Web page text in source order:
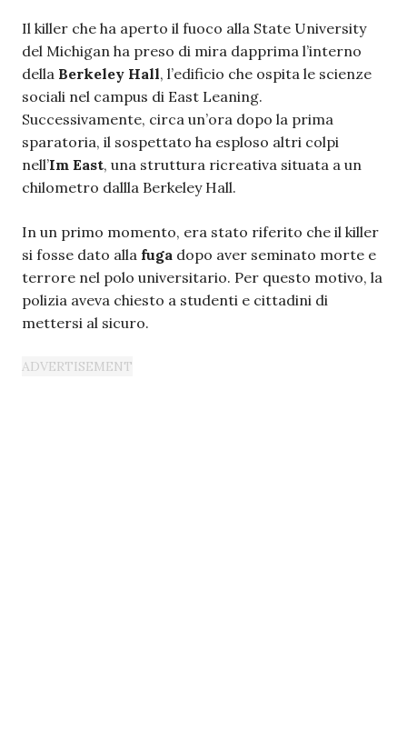
Il killer che ha aperto il fuoco alla State University
del Michigan ha preso di mira dapprima l’interno
della Berkeley Hall, l’edificio che ospita le scienze
sociali nel campus di East Leaning.
Successivamente, circa un’ora dopo la prima
sparatoria, il sospettato ha esploso altri colpi
nell’Im East, una struttura ricreativa situata a un
chilometro dallla Berkeley Hall.
In un primo momento, era stato riferito che il killer
si fosse dato alla fuga dopo aver seminato morte e
terrore nel polo universitario. Per questo motivo, la
polizia aveva chiesto a studenti e cittadini di
mettersi al sicuro.